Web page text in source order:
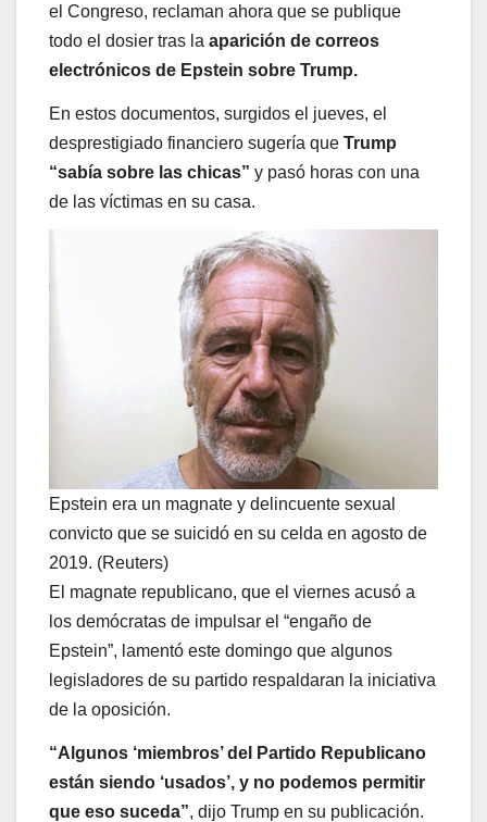
el Congreso, reclaman ahora que se publique
todo el dosier tras la aparición de correos
electrónicos de Epstein sobre Trump.
En estos documentos, surgidos el jueves, el
desprestigiado financiero sugería que Trump
“sabía sobre las chicas” y pasó horas con una
de las víctimas en su casa.
Epstein era un magnate y delincuente sexual
convicto que se suicidó en su celda en agosto de
2019. (Reuters)
El magnate republicano, que el viernes acusó a
los demócratas de impulsar el “engaño de
Epstein”, lamentó este domingo que algunos
legisladores de su partido respaldaran la iniciativa
de la oposición.
“Algunos ‘miembros’ del Partido Republicano
están siendo ‘usados’, y no podemos permitir
que eso suceda”, dijo Trump en su publicación.